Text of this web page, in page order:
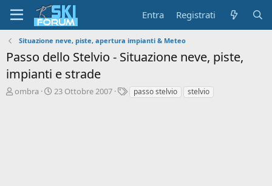
Entra Registrati
Situazione neve, piste, apertura impianti & Meteo
Passo dello Stelvio - Situazione neve, piste,
impianti e strade
A
ombra
D
23 Ottobre 2007
Tpasso stelvio stelvio